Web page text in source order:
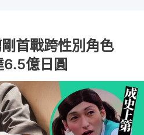
剛首戰跨性別角色
億日圓